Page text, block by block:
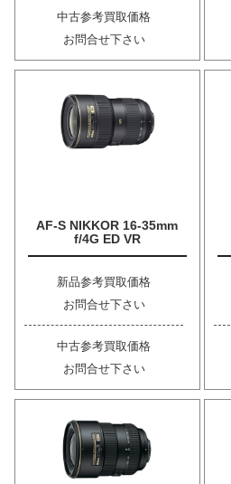
中古参考買取価格
お問合せ下さい
AF-S NIKKOR 16-35mm
f/4G ED VR
新品参考買取価格
お問合せ下さい
中古参考買取価格
お問合せ下さい